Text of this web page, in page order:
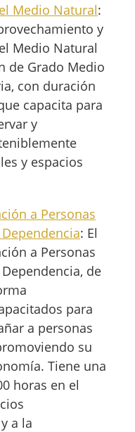
Medio Natural:
y
Medio Natural
de Grado Medio
con duración
capacita para
y
y espacios
a Personas
: El
a Personas
de
para
a personas
su
Tiene una
horas en el
a la